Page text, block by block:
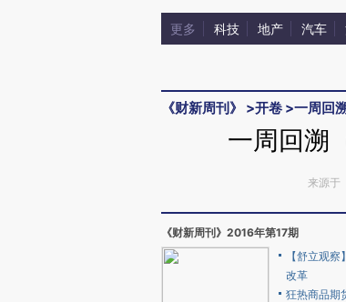
更多 科技 地产 汽车
《财新周刊》 >开卷 >一周回
一周回溯
来源于
《财新周刊》2016年第17期
【舒立观
改革
狂热商品期